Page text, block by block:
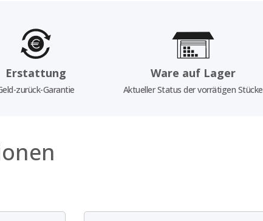
Erstattung
zurück-Garantie
Ware auf Lager
Aktueller Status der vorrätigen Stücke